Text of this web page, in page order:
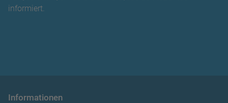
informiert.
Informationen